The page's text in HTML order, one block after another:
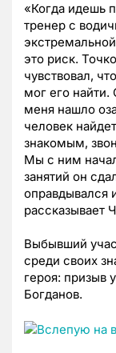
«Когда идешь
тренер с
это риск.
чувствовал,
мог его
меня нашло
человек
знакомым,
Мы с ним
занятий он
оправдывался
рассказывает
Выбывший
среди своих
героя: призыв
Богданов.